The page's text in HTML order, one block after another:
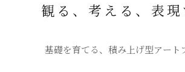
観る、考える、表現
基礎を育てる、積み上げ型アート